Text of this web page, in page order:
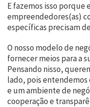
E fazemos isso
empreendedores(as)
específicas precisam
O nosso modelo de
fornecer meios para a
Pensando nisso,
lado, pois entendemos
e um ambiente de
cooperação e